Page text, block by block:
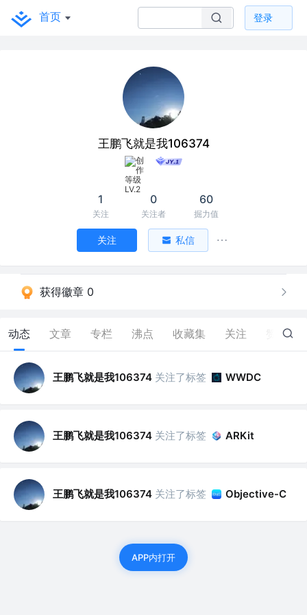
首页 登录
王鹏飞就是我106374
1
关注
0
关注者
60
掘力值
关注 私信
获得徽章 0
动态 文章 专栏 沸点 收藏集 关注 0
王鹏飞就是我106374 关注了标签 WWDC
王鹏飞就是我106374 关注了标签 ARKit
王鹏飞就是我106374 关注了标签 Objective-C
APP内打开